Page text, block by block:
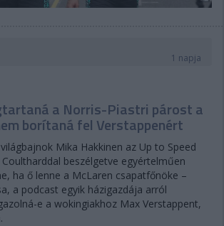
1 napja
a Norris-Piastri párost a
borítaná fel Verstappenért
Mika Hakkinen az Up to Speed
beszélgetve egyértelműen
ha ő lenne a McLaren csapatfőnöke –
a podcast egyik házigazdája arról
e a wokingiakhoz Max Verstappent,